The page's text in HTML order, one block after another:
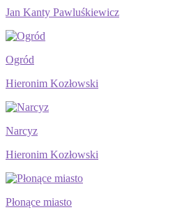
Jan Kanty Pawluśkiewicz
Ogród
Hieronim Kozłowski
Narcyz
Hieronim Kozłowski
Płonące miasto